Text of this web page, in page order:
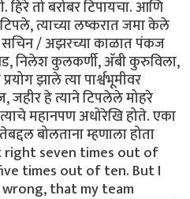
हिरे तो बरोबर टिपायचा. आणि
त्याच्या लष्करात जमा केले
/ अझरच्या काळात पंकज
निलेश कुलकर्णी, अ‍ॅबी कुरुविला,
झाले त्या पार्श्वभूमीवर
जहीर हे त्याने टिपलेले मोहरे
महानपण अधोरेखि होते. एका
बोलताना म्हणाला होता
seven times out of
times out of ten. But I
that my team